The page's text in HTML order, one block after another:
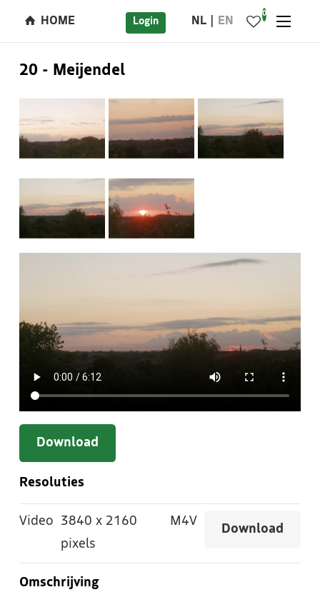
HOME Login NL EN
0
20 - Meijendel
Download
Resoluties
Video 3840 x 2160
pixels
M4V
Download
Omschrijving